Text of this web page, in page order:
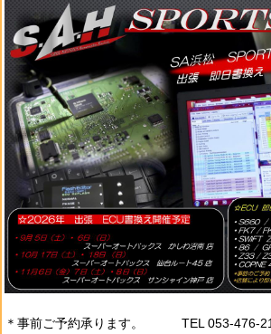
＊事前ご予約承ります。 TEL 053-476-